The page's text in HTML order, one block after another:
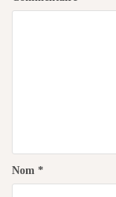
Nom *